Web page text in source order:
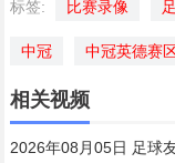
标签: 比赛录像
中冠 中冠英德赛
相关视频
2026年08月05日 足球